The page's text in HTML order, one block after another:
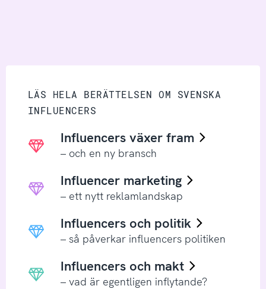
LÄS HELA BERÄTTELSEN OM SVENSKA
INFLUENCERS
Influencers växer fram
– och en ny bransch
Influencer marketing
– ett nytt reklamlandskap
Influencers och politik
– så påverkar influencers politiken
Influencers och makt
– vad är egentligen inflytande?